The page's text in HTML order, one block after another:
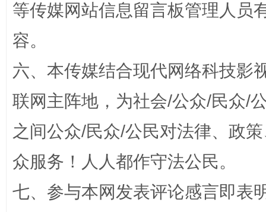
在谋一域中谋全局
今
等传媒网站信息留言板管理人员
容。
六、本传媒结合现代网络科技影
联网主阵地，为社会/公众/民众/
之间公众/民众/公民对法律、政
众服务！人人都作守法公民。
七、参与本网发表评论感言即表